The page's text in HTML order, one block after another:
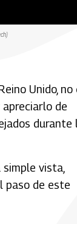
Unido, no
de
durante
vista,
paso de este